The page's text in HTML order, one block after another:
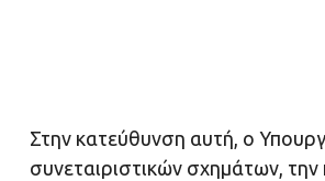
Στην κατεύθυνση αυτή, ο
συνεταιριστικών σχημάτων,